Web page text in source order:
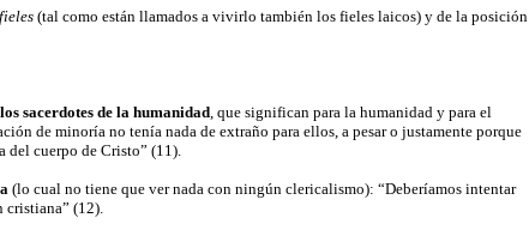
(tal como están llamados a vivirlo también los fieles laicos) y de la posición
los sacerdotes de la humanidad, que significan para la humanidad y para el
de minoría no tenía nada de extraño para ellos, a pesar o justamente porque
cuerpo de Cristo” (11).
(lo cual no tiene que ver nada con ningún clericalismo): “Deberíamos intentar
cristiana” (12).